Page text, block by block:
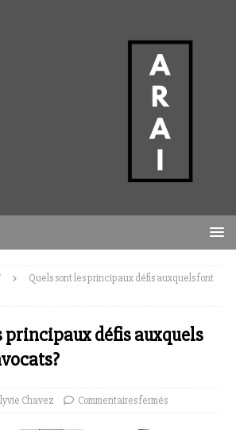
Quels sont les principaux défis auxquels font
principaux défis auxquels
Chavez Commentaires fermés